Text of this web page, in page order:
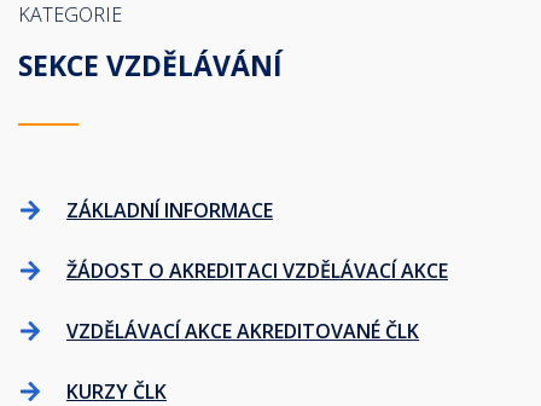
KATEGORIE
SEKCE VZDĚLÁVÁNÍ
ZÁKLADNÍ INFORMACE
ŽÁDOST O AKREDITACI VZDĚLÁVACÍ AKCE
VZDĚLÁVACÍ AKCE AKREDITOVANÉ ČLK
KURZY ČLK